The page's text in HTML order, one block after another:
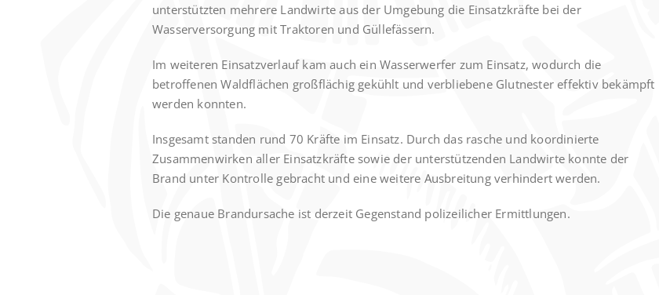
unterstützten mehrere Landwirte aus der Umgebung die Einsatzkräfte bei der
Wasserversorgung mit Traktoren und Güllefässern.
Im weiteren Einsatzverlauf kam auch ein Wasserwerfer zum Einsatz, wodurch die
betroffenen Waldflächen großflächig gekühlt und verbliebene Glutnester effektiv bekämpft
werden konnten.
Insgesamt standen rund 70 Kräfte im Einsatz. Durch das rasche und koordinierte
Zusammenwirken aller Einsatzkräfte sowie der unterstützenden Landwirte konnte der
Brand unter Kontrolle gebracht und eine weitere Ausbreitung verhindert werden.
Die genaue Brandursache ist derzeit Gegenstand polizeilicher Ermittlungen.